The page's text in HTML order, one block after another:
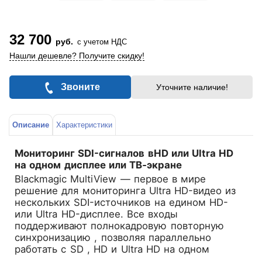
32 700 руб. с учетом НДС
Нашли дешевле? Получите скидку!
Звоните Уточните наличие!
Описание Характеристики
Мониторинг SDI-сигналов вHD или Ultra HD
на одном дисплее или ТВ‑экране
Blackmagic MultiView — первое в мире
решение для мониторинга Ultra HD-видео из
нескольких SDI-источников на едином HD-
или Ultra HD-дисплее. Все входы
поддерживают полнокадровую повторную
синхронизацию , позволяя параллельно
работать с SD , HD и Ultra HD на одном